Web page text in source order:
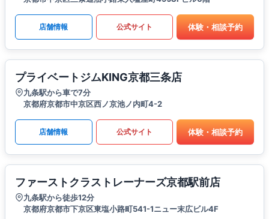
店舗情報 公式サイト 体験・相談予約
プライベートジムKING京都三条店
九条駅から車で7分
京都府京都市中京区西ノ京池ノ内町4-2
店舗情報 公式サイト 体験・相談予約
ファーストクラストレーナーズ京都駅前店
九条駅から徒歩12分
京都府京都市下京区東塩小路町541-1ニュー末広ビル4F